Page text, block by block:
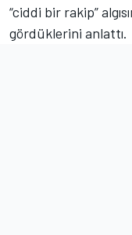
“ciddi bir rakip”
gördüklerini anlattı.